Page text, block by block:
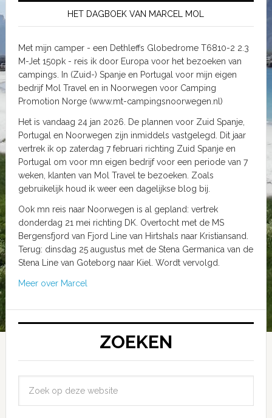
HET DAGBOEK VAN MARCEL MOL
Met mijn camper - een Dethleffs Globedrome T6810-2 2.3
M-Jet 150pk - reis ik door Europa voor het bezoeken van
campings. In (Zuid-) Spanje en Portugal voor mijn eigen
bedrijf Mol Travel en in Noorwegen voor Camping
Promotion Norge (www.mt-campingsnoorwegen.nl)
Het is vandaag 24 jan 2026. De plannen voor Zuid Spanje,
Portugal en Noorwegen zijn inmiddels vastgelegd. Dit jaar
vertrek ik op zaterdag 7 februari richting Zuid Spanje en
Portugal om voor mn eigen bedrijf voor een periode van 7
weken, klanten van Mol Travel te bezoeken. Zoals
gebruikelijk houd ik weer een dagelijkse blog bij.
Ook mn reis naar Noorwegen is al gepland: vertrek
donderdag 21 mei richting DK. Overtocht met de MS
Bergensfjord van Fjord Line van Hirtshals naar Kristiansand.
Terug: dinsdag 25 augustus met de Stena Germanica van de
Stena Line van Goteborg naar Kiel. Wordt vervolgd.
Meer over Marcel
ZOEKEN